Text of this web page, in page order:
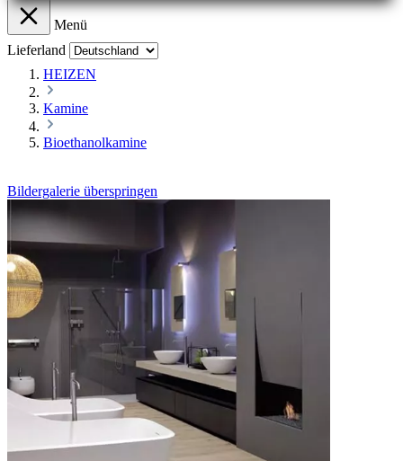
Menü
Lieferland
HEIZEN
Kamine
Bioethanolkamine
Bildergalerie überspringen